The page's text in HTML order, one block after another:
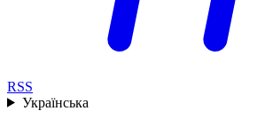
RSS
Українська